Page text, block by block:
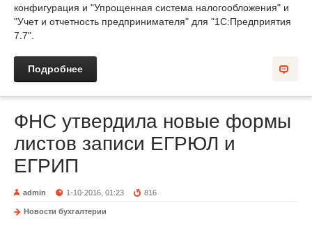
конфигурация и "Упрощенная система налогообложения" и
"Учет и отчетность предпринимателя" для "1С:Предприятия
7.7".
Подробнее
ФНС утвердила новые формы
листов записи ЕГРЮЛ и
ЕГРИП
admin 1-10-2016, 01:23 816
Новости бухгалтерии